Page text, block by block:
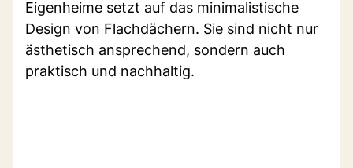
Eigenheime setzt auf das minimalistische
Design von Flachdächern. Sie sind nicht nur
ästhetisch ansprechend, sondern auch
praktisch und nachhaltig.